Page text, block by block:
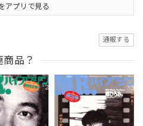
アプリで見る
通報する
商品？